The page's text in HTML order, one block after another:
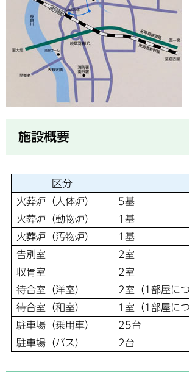
施設概要
区分
火葬炉（人体炉）
5基
火葬炉（動物炉）
1基
火葬炉（汚物炉）
1基
告別室
2室
収骨室
2室
待合室（洋室）
2室（1部屋につ
待合室（和室）
1室（1部屋につ
駐車場（乗用車）
25台
駐車場（バス）
2台